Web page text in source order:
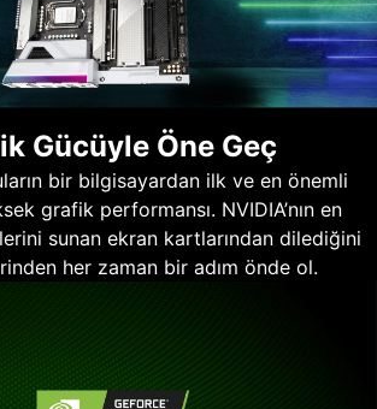
Gücüyle Öne Geç
bir bilgisayardan ilk ve en önemli
grafik performansı. NVIDIA’nın en
sunan ekran kartlarından dilediğini
her zaman bir adım önde ol.